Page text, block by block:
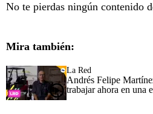
No te pierdas ningún contenido
Mira también:
La Red
Andrés Felipe
trabajar ahora en una